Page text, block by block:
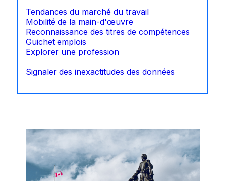
Tendances du marché du travail
Mobilité de la main-d'œuvre
Reconnaissance des titres de compétences
Guichet emplois
Explorer une profession
Signaler des inexactitudes des données